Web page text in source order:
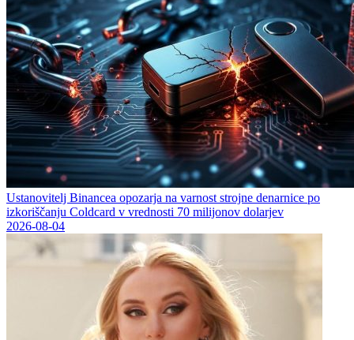
Ustanovitelj Binancea opozarja na varnost strojne denarnice po
izkoriščanju Coldcard v vrednosti 70 milijonov dolarjev
2026-08-04